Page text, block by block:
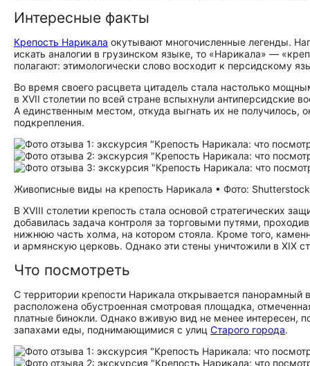
Интересные факты
Крепость Нарикала окутывают многочисленные легенды.
искать аналогии в грузинском языке, то «Нарикала» —
полагают: этимологически слово восходит к персидскому
Во время своего расцвета цитадель стала настолько
в XVII столетии по всей стране вспыхнули антиперсидские
А единственным местом, откуда выгнать их не
подкрепления.
Живописные виды на крепость Нарикала • Фото: Shutterstock
В XVIII столетии крепость стала основой стратегических
добавилась задача контроля за торговыми путями,
нижнюю часть холма, на котором стояла. Кроме того,
и армянскую церковь. Однако эти стены уничтожили в XIX
Что посмотреть
С территории крепости Нарикала открывается панорамный
расположена обустроенная смотровая площадка,
платные бинокли. Однако вживую вид не менее интересен,
запахами еды, поднимающимися с улиц Старого города.